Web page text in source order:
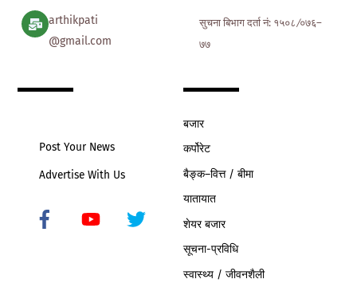
arthikpati
@gmail.com
सुचना बिभाग दर्ता नं: १५०८ ∕०७६–
७७
Post Your News
Advertise With Us
Icon
बजार
कर्पोरेट
बैङ्क–वित्त / बीमा
यातायात
शेयर बजार
सूचना-प्रविधि
स्वास्थ्य / जीवनशैली